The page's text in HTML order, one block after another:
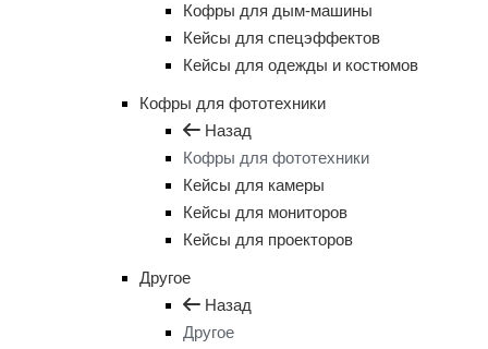
Кофры для дым-машины
Кейсы для спецэффектов
Кейсы для одежды и костюмов
Кофры для фототехники
Назад
Кофры для фототехники
Кейсы для камеры
Кейсы для мониторов
Кейсы для проекторов
Другое
Назад
Другое